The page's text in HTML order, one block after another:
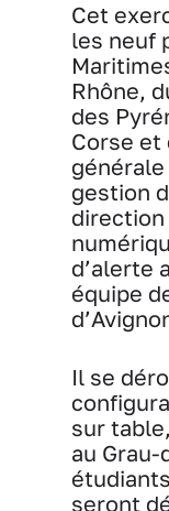
Cet
les neuf
Rhône,
des
Corse et
gestion
d’alerte
équipe
Il se
sur
au
seront